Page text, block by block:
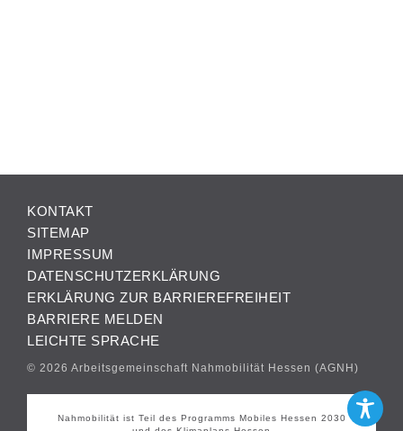
KONTAKT
SITEMAP
IMPRESSUM
DATENSCHUTZERKLÄRUNG
ERKLÄRUNG ZUR BARRIEREFREIHEIT
BARRIERE MELDEN
LEICHTE SPRACHE
© 2026 Arbeitsgemeinschaft Nahmobilität Hessen (AGNH)
Nahmobilität ist Teil des Programms Mobiles Hessen 2030